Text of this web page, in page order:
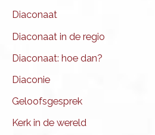
Diaconaat
Diaconaat in de regio
Diaconaat: hoe dan?
Diaconie
Geloofsgesprek
Kerk in de wereld